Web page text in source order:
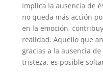
implica la ausencia de
no queda más acción
en la emoción,
realidad. Aquello que
gracias a la ausencia
tristeza, es posible